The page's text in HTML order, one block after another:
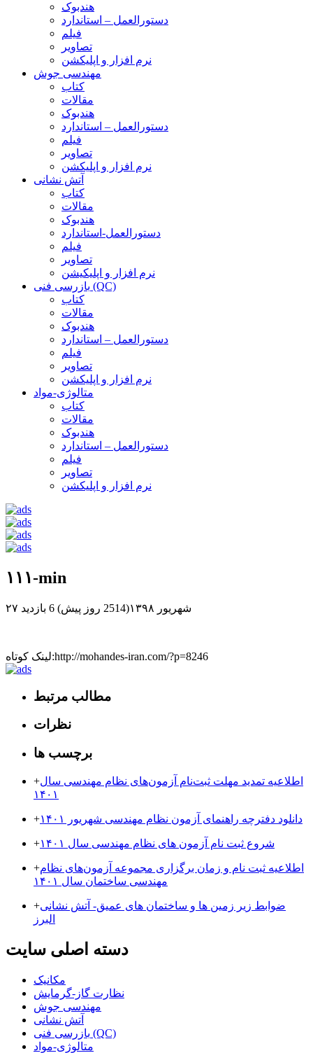
هندبوک
دستورالعمل – استاندارد
فیلم
تصاویر
نرم افزار و اپلیکشن
مهندسی جوش
کتاب
مقالات
هندبوک
دستورالعمل – استاندارد
فیلم
تصاویر
نرم افزار و اپلیکشن
آتش نشانی
کتاب
مقالات
هندبوک
دستورالعمل-استاندارد
فیلم
تصاویر
نرم افزار و اپلیکیشن
بازرسی فنی (QC)
کتاب
مقالات
هندبوک
دستورالعمل – استاندارد
فیلم
تصاویر
نرم افزار و اپلیکشن
متالوژی-مواد
کتاب
مقالات
هندبوک
دستورالعمل – استاندارد
فیلم
تصاویر
نرم افزار و اپلیکشن
۱۱۱-min
۲۷ شهریور ۱۳۹۸(2514 روز پیش) 6 بازدید
لینک کوتاه:http://mohandes-iran.com/?p=8246
مطالب مرتبط
نظرات
برچسب ها
+اطلاعیه تمدید مهلت ثبت‌نام آزمون‌های نظام مهندسی سال
۱۴۰۱
+ دانلود دفترچه راهنمای آزمون نظام مهندسی شهریور ۱۴۰۱
+ شروع ثبت نام آزمون های نظام مهندسی سال ۱۴۰۱
+اطلاعیه ثبت نام و زمان برگزاری مجموعه آزمون‌های نظام
مهندسی ساختمان سال ۱۴۰۱
+ضوابط زیر زمین ها و ساختمان های عمیق- آتش نشانی
البرز
دسته اصلی سایت
مکانیک
نظارت گاز-گرمایش
مهندسی جوش
آتش نشانی
بازرسی فنی (QC)
متالوژی-مواد